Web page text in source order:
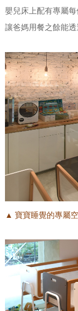
嬰兒床上配有專屬
讓爸媽用餐之餘能
▲ 寶寶睡覺的專屬